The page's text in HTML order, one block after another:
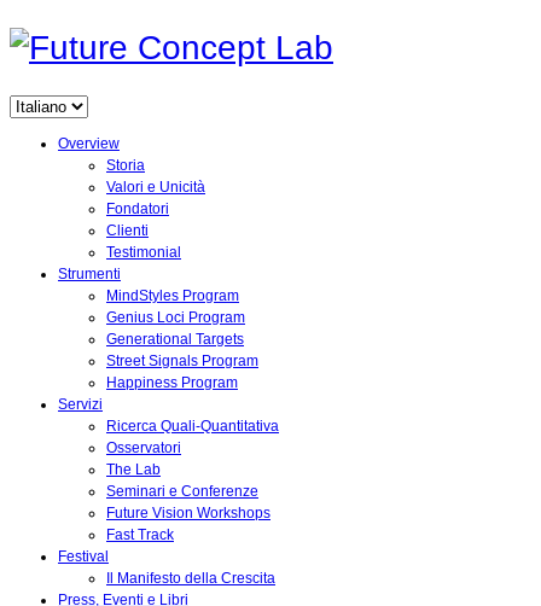
Overview
Storia
Valori e Unicità
Fondatori
Clienti
Testimonial
Strumenti
MindStyles Program
Genius Loci Program
Generational Targets
Street Signals Program
Happiness Program
Servizi
Ricerca Quali-Quantitativa
Osservatori
The Lab
Seminari e Conferenze
Future Vision Workshops
Fast Track
Festival
Il Manifesto della Crescita
Press, Eventi e Libri